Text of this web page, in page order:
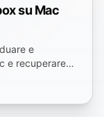
su Mac
e
e recuperare